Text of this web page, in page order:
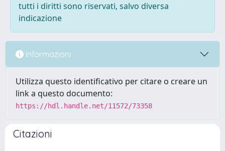
tutti i diritti sono riservati, salvo diversa
indicazione
Informazioni
Utilizza questo identificativo per citare o creare un
link a questo documento:
https://hdl.handle.net/11572/73358
Citazioni